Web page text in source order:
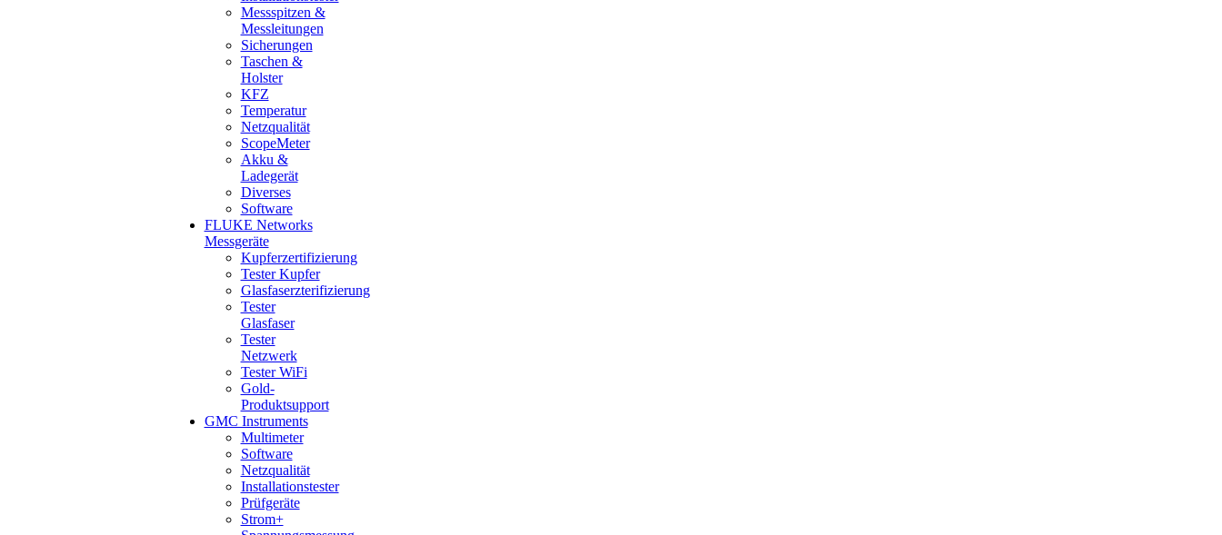
Messspitzen &
Messleitungen
Sicherungen
Taschen &
Holster
KFZ
Temperatur
Netzqualität
ScopeMeter
Akku &
Ladegerät
Diverses
Software
FLUKE Networks
Messgeräte
Kupferzertifizierung
Tester Kupfer
Glasfaserzterifizierung
Tester
Glasfaser
Tester
Netzwerk
Tester WiFi
Gold-
Produktsupport
GMC Instruments
Multimeter
Software
Netzqualität
Installationstester
Prüfgeräte
Strom+